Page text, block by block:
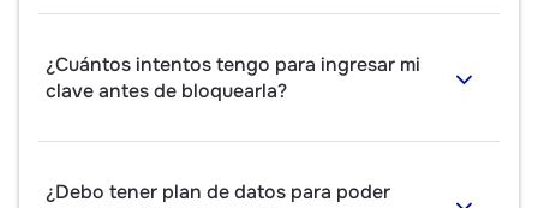
¿Cuántos intentos tengo para ingresar mi
clave antes de bloquearla?
¿Debo tener plan de datos para poder